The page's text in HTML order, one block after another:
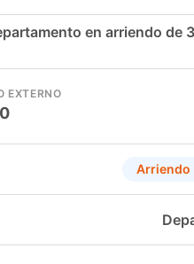
en arriendo de
EXTERNO
Arriendo